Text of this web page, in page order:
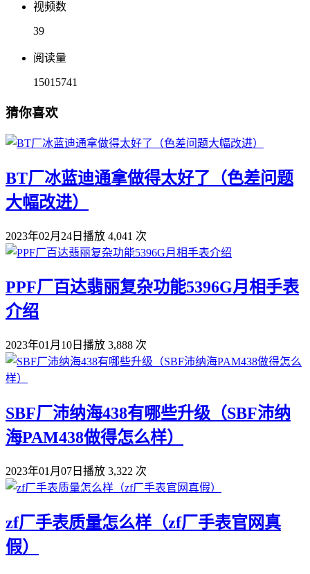
视频数
39
阅读量
15015741
猜你喜欢
BT厂冰蓝迪通拿做得太好了（色差问题
大幅改进）
2023年02月24日 播放 4,041 次
PPF厂百达翡丽复杂功能5396G月相手表
介绍
2023年01月10日 播放 3,888 次
SBF厂沛纳海438有哪些升级（SBF沛纳
海PAM438做得怎么样）
2023年01月07日 播放 3,322 次
zf厂手表质量怎么样（zf厂手表官网真
假）